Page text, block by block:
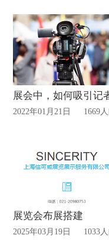
2022年01月21日 1669
展览会布展搭建
2025年03月19日 1033